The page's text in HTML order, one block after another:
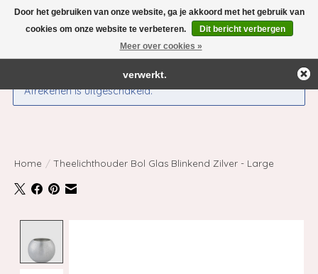
Verlanglijst
Afrekenen is uitgeschakeld.
Home / Theelichthouder Bol Glas Blinkend Zilver - Large
Door het gebruiken van onze website, ga je akkoord met het gebruik van
cookies om onze website te verbeteren.
Dit bericht verbergen
Meer over cookies »
← Keer terug naar de backofficeDeze winkel is in aanbouw.
Eventueel geplaatste orders zullen niet worden gehonoreerd of
verwerkt.